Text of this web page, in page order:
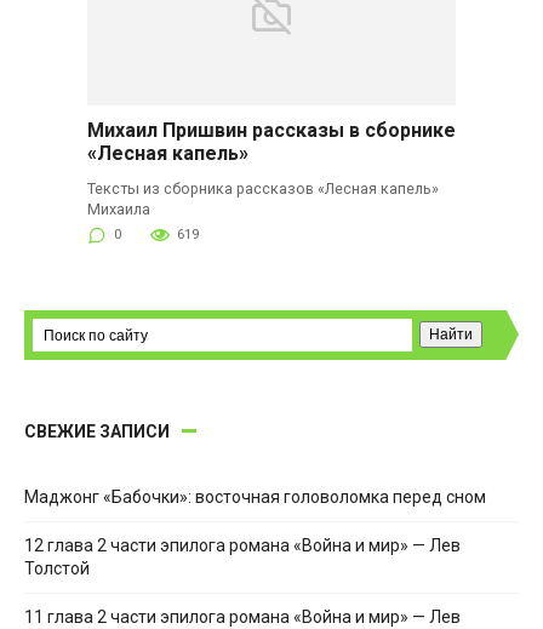
Михаил Пришвин рассказы в сборнике
«Лесная капель»
Тексты из сборника рассказов «Лесная капель»
Михаила
0 619
СВЕЖИЕ ЗАПИСИ
Маджонг «Бабочки»: восточная головоломка перед сном
12 глава 2 части эпилога романа «Война и мир» — Лев
Толстой
11 глава 2 части эпилога романа «Война и мир» — Лев